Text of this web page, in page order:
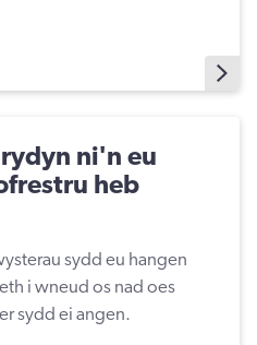
ni'n eu
heb
sydd eu hangen
i wneud os nad oes
sydd ei angen.